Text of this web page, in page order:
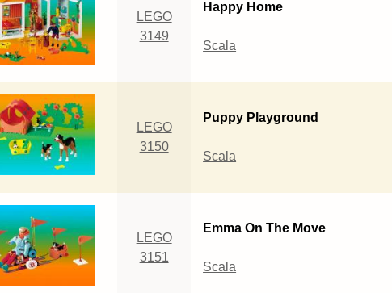
LEGO
3149
Happy Home
Scala
LEGO
3150
Puppy Playground
Scala
LEGO
3151
Emma On The Move
Scala